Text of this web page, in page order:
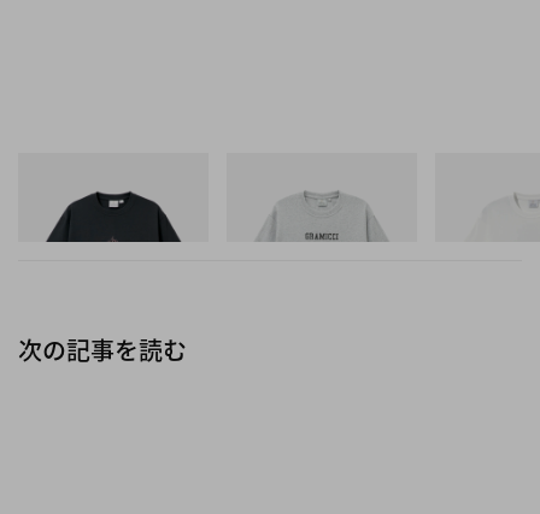
Flame Tee
今すぐ購入
Yosemite Valley Tee
今すぐ購入
次の記事を読む